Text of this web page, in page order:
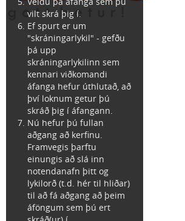
vilt skrá þig í.
Ef spurt er um
"skráningarlykil" - gefðu
þá upp
skráningarlykilinn sem
kennari viðkomandi
áfanga hefur úthlutað, að
því loknum getur þú
skráð þig í áfangann.
Nú hefur þú fullan
aðgang að kerfinu.
Framvegis þarftu
einungis að slá inn
notendanafn þitt og
lykilorð (t.d. hér til hliðar)
til að fá aðgang að þeim
áföngum sem þú ert